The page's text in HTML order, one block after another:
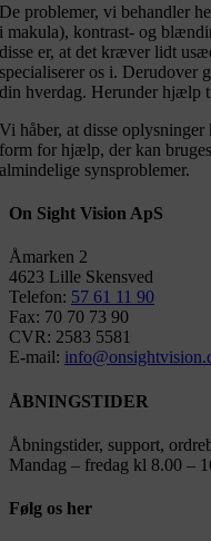
De problemer, vi behandler
i makula), kontrast- og
disse er, at det kræver lidt
specialiserer os i.
din hverdag. Herunder hjælp
Vi håber, at disse
form for hjælp, der kan
almindelige synsproblemer.
On Sight Vision ApS
Åmarken 2
4623 Lille Skensved
Telefon: 57 61 11 90
Fax: 70 70 73 90
CVR: 2583 5581
E-mail:
ÅBNINGSTIDER
Åbningstider, support,
Mandag – fredag kl 8.00 –
Følg os her